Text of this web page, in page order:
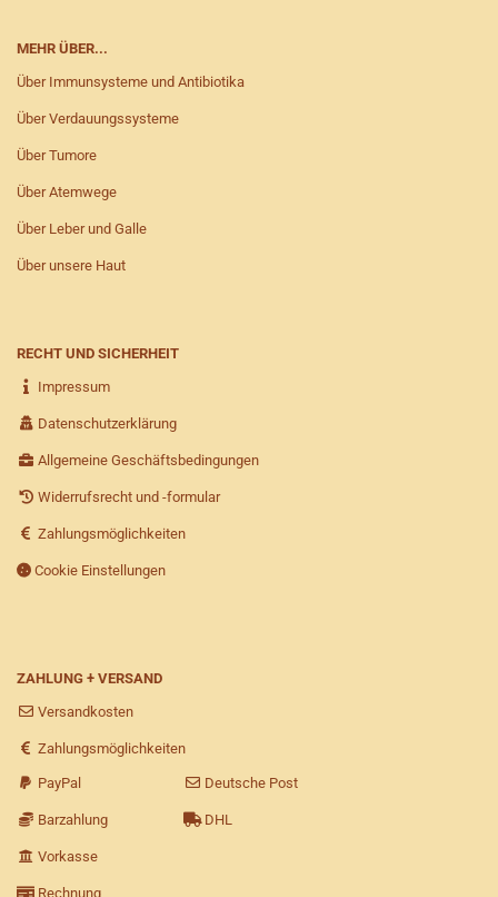
MEHR ÜBER...
Über Immunsysteme und Antibiotika
Über Verdauungssysteme
Über Tumore
Über Atemwege
Über Leber und Galle
Über unsere Haut
RECHT UND SICHERHEIT
Impressum
Datenschutzerklärung
Allgemeine Geschäftsbedingungen
Widerrufsrecht und -formular
Zahlungsmöglichkeiten
Cookie Einstellungen
ZAHLUNG + VERSAND
Versandkosten
Zahlungsmöglichkeiten
PayPal
Barzahlung
Vorkasse
Rechnung
Deutsche Post
DHL